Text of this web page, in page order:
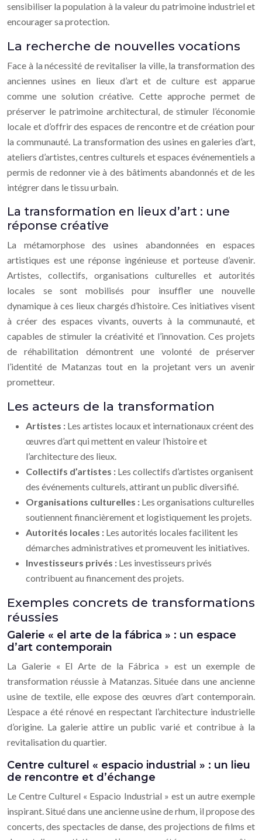
sensibiliser la population à la valeur du patrimoine industriel et
encourager sa protection.
La recherche de nouvelles vocations
Face à la nécessité de revitaliser la ville, la transformation des
anciennes usines en lieux d’art et de culture est apparue
comme une solution créative. Cette approche permet de
préserver le patrimoine architectural, de stimuler l’économie
locale et d’offrir des espaces de rencontre et de création pour
la communauté. La transformation des usines en galeries d’art,
ateliers d’artistes, centres culturels et espaces événementiels a
permis de redonner vie à des bâtiments abandonnés et de les
intégrer dans le tissu urbain.
La transformation en lieux d’art : une
réponse créative
La métamorphose des usines abandonnées en espaces
artistiques est une réponse ingénieuse et porteuse d’avenir.
Artistes, collectifs, organisations culturelles et autorités
locales se sont mobilisés pour insuffler une nouvelle
dynamique à ces lieux chargés d’histoire. Ces initiatives visent
à créer des espaces vivants, ouverts à la communauté, et
capables de stimuler la créativité et l’innovation. Ces projets
de réhabilitation démontrent une volonté de préserver
l’identité de Matanzas tout en la projetant vers un avenir
prometteur.
Les acteurs de la transformation
Artistes : Les artistes locaux et internationaux créent des
œuvres d’art qui mettent en valeur l’histoire et
l’architecture des lieux.
Collectifs d’artistes : Les collectifs d’artistes organisent
des événements culturels, attirant un public diversifié.
Organisations culturelles : Les organisations culturelles
soutiennent financièrement et logistiquement les projets.
Autorités locales : Les autorités locales facilitent les
démarches administratives et promeuvent les initiatives.
Investisseurs privés : Les investisseurs privés
contribuent au financement des projets.
Exemples concrets de transformations
réussies
Galerie « el arte de la fábrica » : un espace
d’art contemporain
La Galerie « El Arte de la Fábrica » est un exemple de
transformation réussie à Matanzas. Située dans une ancienne
usine de textile, elle expose des œuvres d’art contemporain.
L’espace a été rénové en respectant l’architecture industrielle
d’origine. La galerie attire un public varié et contribue à la
revitalisation du quartier.
Centre culturel « espacio industrial » : un lieu
de rencontre et d’échange
Le Centre Culturel « Espacio Industrial » est un autre exemple
inspirant. Situé dans une ancienne usine de rhum, il propose des
concerts, des spectacles de danse, des projections de films et